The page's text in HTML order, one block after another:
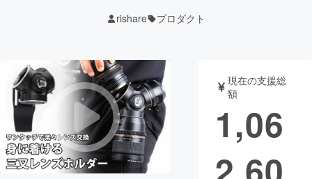
テクノロジー・ガジェット
映像・映画 書籍・雑誌
ビジネス・起業 チャレンジ
rishare プロダクト
現在の支援総
額
1,06